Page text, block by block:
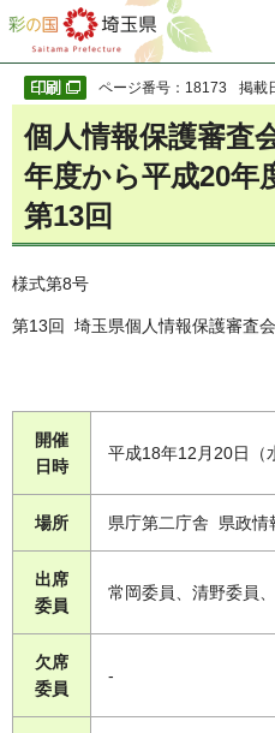
彩の国 埼玉県
ページ番号：18173 掲載
個人情報保護審査
年度から平成20年
第13回
様式第8号
第13回 埼玉県個人情報保護審査
開催
日時
平成18年12月20日（
場所 県庁第二庁舎 県政情
出席
委員
常岡委員、清野委員
欠席
委員
-